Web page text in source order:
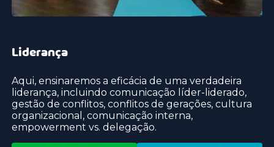
Liderança
Aqui, ensinaremos a eficácia de uma verdadeira
liderança, incluindo comunicação líder-liderado,
gestão de conflitos, conflitos de gerações, cultura
organizacional, comunicação interna,
empowerment vs. delegação.